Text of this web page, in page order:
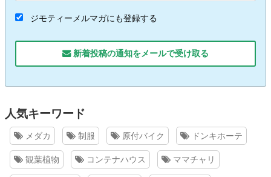
ジモティーメルマガにも登録する
新着投稿の通知をメールで受け取る
人気キーワード
メダカ 制服 原付バイク ドンキホーテ
観葉植物 コンテナハウス ママチャリ